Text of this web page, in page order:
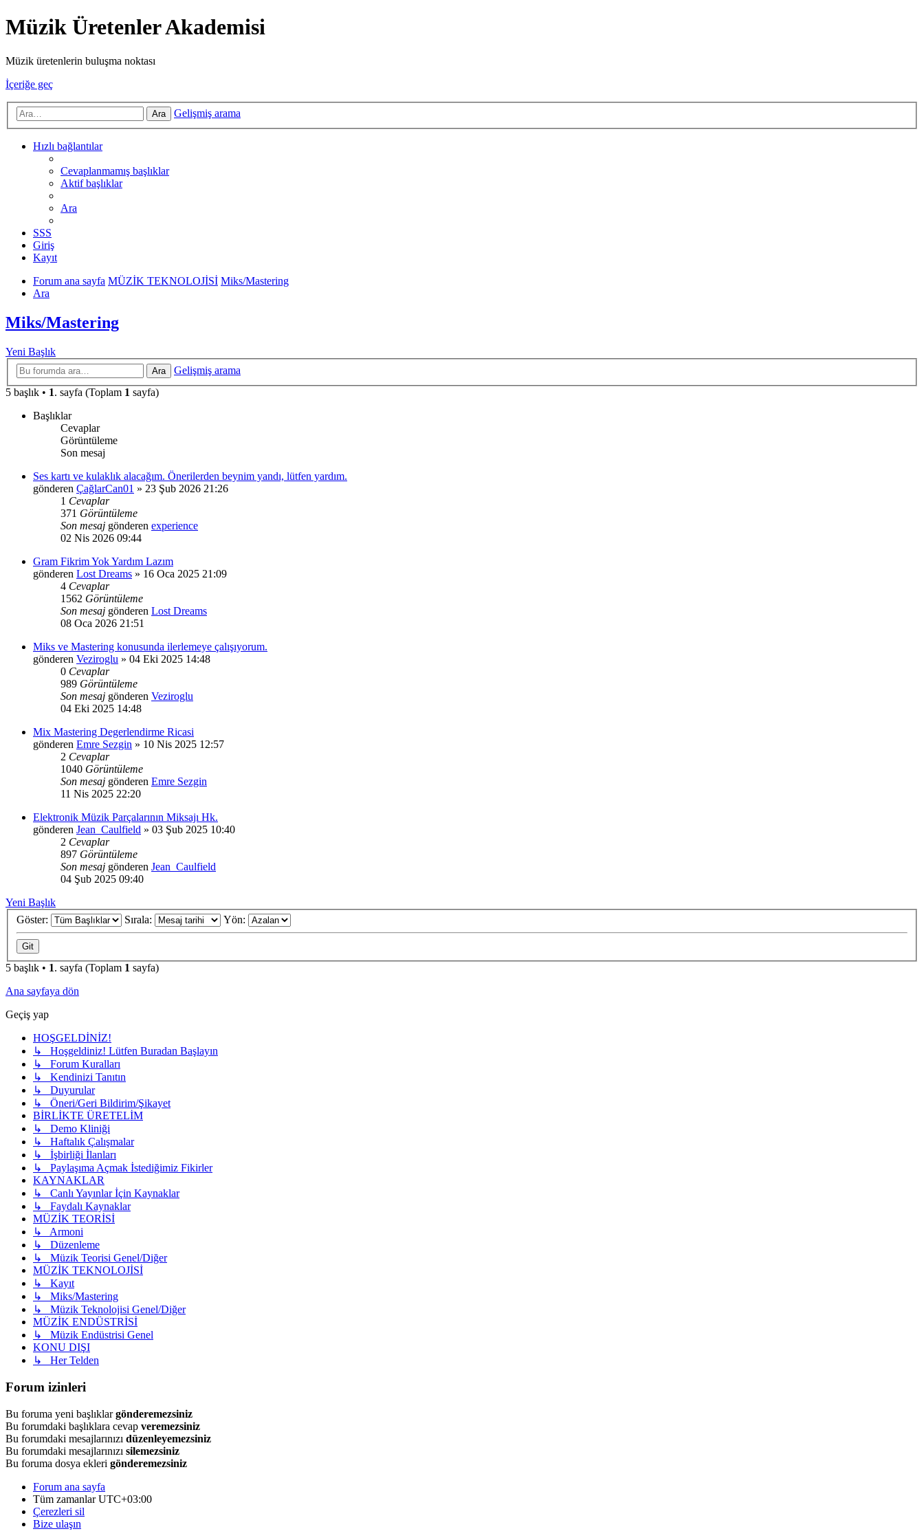
Müzik Üretenler Akademisi
Müzik üretenlerin buluşma noktası
İçeriğe geç
Ara Gelişmiş arama
Hızlı bağlantılar
Cevaplanmamış başlıklar
Aktif başlıklar
Ara
SSS
Giriş
Kayıt
Forum ana sayfa MÜZİK TEKNOLOJİSİ Miks/Mastering
Ara
Miks/Mastering
Yeni Başlık
Ara
Gelişmiş arama
5 başlık • 1. sayfa (Toplam 1 sayfa)
Başlıklar
Cevaplar
Görüntüleme
Son mesaj
Ses kartı ve kulaklık alacağım. Önerilerden beynim yandı, lütfen yardım.
gönderen ÇağlarCan01 » 23 Şub 2026 21:26
1 Cevaplar
371 Görüntüleme
Son mesaj gönderen experience
02 Nis 2026 09:44
Gram Fikrim Yok Yardım Lazım
gönderen Lost Dreams » 16 Oca 2025 21:09
4 Cevaplar
1562 Görüntüleme
Son mesaj gönderen Lost Dreams
08 Oca 2026 21:51
Miks ve Mastering konusunda ilerlemeye çalışıyorum.
gönderen Veziroglu » 04 Eki 2025 14:48
0 Cevaplar
989 Görüntüleme
Son mesaj gönderen Veziroglu
04 Eki 2025 14:48
Mix Mastering Degerlendirme Ricasi
gönderen Emre Sezgin » 10 Nis 2025 12:57
2 Cevaplar
1040 Görüntüleme
Son mesaj gönderen Emre Sezgin
11 Nis 2025 22:20
Elektronik Müzik Parçalarının Miksajı Hk.
gönderen Jean_Caulfield » 03 Şub 2025 10:40
2 Cevaplar
897 Görüntüleme
Son mesaj gönderen Jean_Caulfield
04 Şub 2025 09:40
Yeni Başlık
Göster:
Sırala: Yön:
5 başlık • 1. sayfa (Toplam 1 sayfa)
Ana sayfaya dön
Geçiş yap
HOŞGELDİNİZ!
↳ Hoşgeldiniz! Lütfen Buradan Başlayın
↳ Forum Kuralları
↳ Kendinizi Tanıtın
↳ Duyurular
↳ Öneri/Geri Bildirim/Şikayet
BİRLİKTE ÜRETELİM
↳ Demo Kliniği
↳ Haftalık Çalışmalar
↳ İşbirliği İlanları
↳ Paylaşıma Açmak İstediğimiz Fikirler
KAYNAKLAR
↳ Canlı Yayınlar İçin Kaynaklar
↳ Faydalı Kaynaklar
MÜZİK TEORİSİ
↳ Armoni
↳ Düzenleme
↳ Müzik Teorisi Genel/Diğer
MÜZİK TEKNOLOJİSİ
↳ Kayıt
↳ Miks/Mastering
↳ Müzik Teknolojisi Genel/Diğer
MÜZİK ENDÜSTRİSİ
↳ Müzik Endüstrisi Genel
KONU DIŞI
↳ Her Telden
Forum izinleri
Bu foruma yeni başlıklargönderemezsiniz
Bu forumdaki başlıklara cevap veremezsiniz
Bu forumdaki mesajlarınızı düzenleyemezsiniz
Bu forumdaki mesajlarınızı silemezsiniz
Bu foruma dosya ekleri gönderemezsiniz
Forum ana sayfa
Tüm zamanlarUTC+03:00
Çerezleri sil
Bize ulaşın